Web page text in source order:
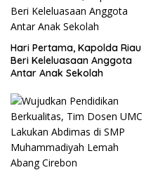
Hari Pertama, Kapolda Riau
Beri Keleluasaan Anggota
Antar Anak Sekolah